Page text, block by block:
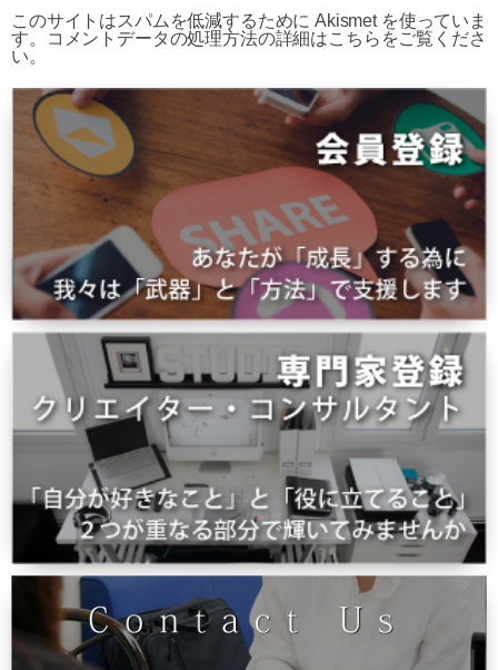
このサイトはスパムを低減するために Akismet を使っていま
す。
コメントデータの処理方法の詳細はこちらをご覧くださ
い。
HOME 学ぶ 成長の羅針盤『Jカーブの法則』を理解して「やり抜く力